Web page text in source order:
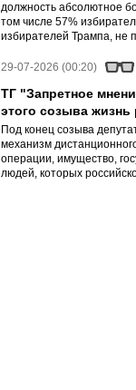
должность абсолютное
том числе 57%
избирателей Трампа, не
29-07-2026 (00:20)
ТГ "Запретное
этого созыва
Под конец созыва
механизм
операции, имущество,
людей, которых